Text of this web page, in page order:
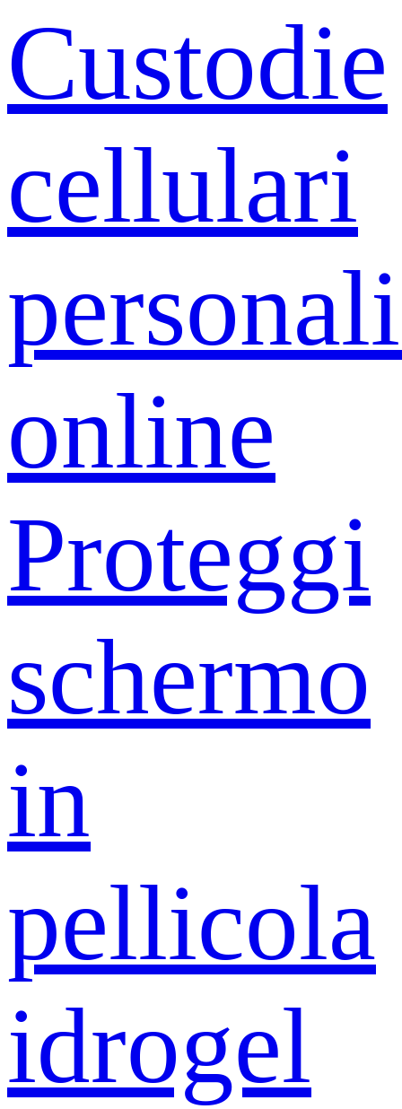
Custodie
cellulari
online
Proteggi
schermo
in
pellicola
idrogel